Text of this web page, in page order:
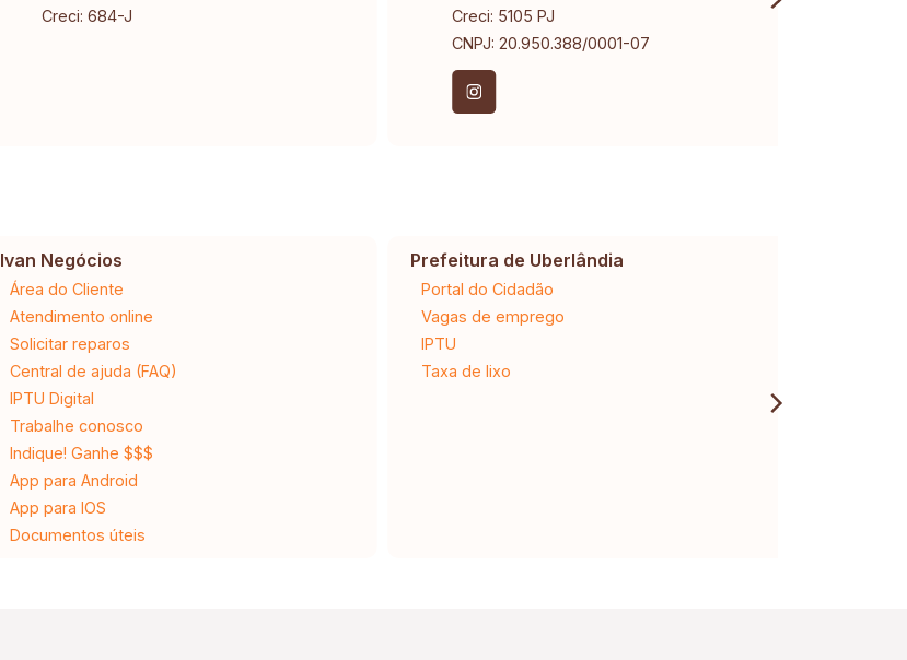
Creci: 684-J
Creci: 5105 PJ
CNPJ: 20.950.388/0001-07
Ivan Negócios
Área do Cliente
Atendimento online
Solicitar reparos
Central de ajuda (FAQ)
IPTU Digital
Trabalhe conosco
Indique! Ganhe $$$
App para Android
App para IOS
Documentos úteis
Prefeitura de Uberlândia
Portal do Cidadão
Vagas de emprego
IPTU
Taxa de lixo